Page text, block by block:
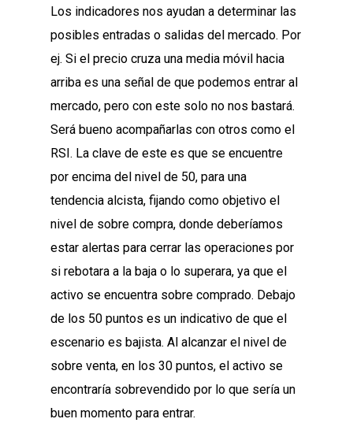
Los indicadores nos ayudan a determinar las
posibles entradas o salidas del mercado. Por
ej. Si el precio cruza una media móvil hacia
arriba es una señal de que podemos entrar al
mercado, pero con este solo no nos bastará.
Será bueno acompañarlas con otros como el
RSI. La clave de este es que se encuentre
por encima del nivel de 50, para una
tendencia alcista, fijando como objetivo el
nivel de sobre compra, donde deberíamos
estar alertas para cerrar las operaciones por
si rebotara a la baja o lo superara, ya que el
activo se encuentra sobre comprado. Debajo
de los 50 puntos es un indicativo de que el
escenario es bajista. Al alcanzar el nivel de
sobre venta, en los 30 puntos, el activo se
encontraría sobrevendido por lo que sería un
buen momento para entrar.